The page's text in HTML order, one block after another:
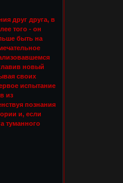
друг друга, в
того - он
быть на
новый
своих
испытание
из
познания
и, если
туманного